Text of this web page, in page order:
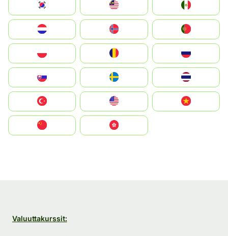
South Korea
United States
中國香港特別行政區
Valuuttakurssit: